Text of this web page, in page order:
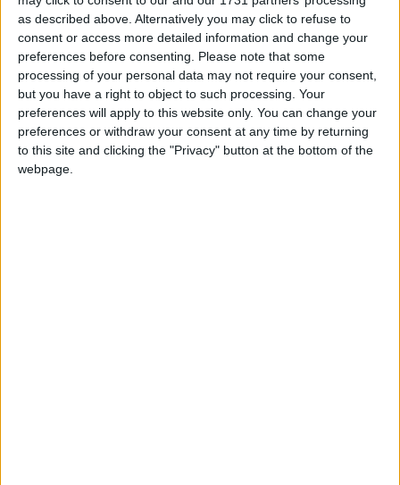
as described above. Alternatively you may click to refuse to
consent or access more detailed information and change your
preferences before consenting.
Please note that some
processing of your personal data may not require your consent,
but you have a right to object to such processing. Your
preferences will apply to this website only. You can change your
preferences or withdraw your consent at any time by returning
to this site and clicking the "Privacy" button at the bottom of the
webpage.
Déu que ha deixat el ciment per passar a l’asfalt i així
apropar-nos al futur, apropar-nos a l’art urbà més
revolucionari. Per tant, qui som nosaltres, simples mortals,
per dubtar de les seves accions? Qui som els veïns per
replantejar segons quines construccions? Gaudim de
l’oportunitat de passejar mentre cuinem un bon bistec i
pensem que alguns manresans ben nostrats i ben pagats
vetllen per tots i totes i ens proporcionen allò que nosaltres